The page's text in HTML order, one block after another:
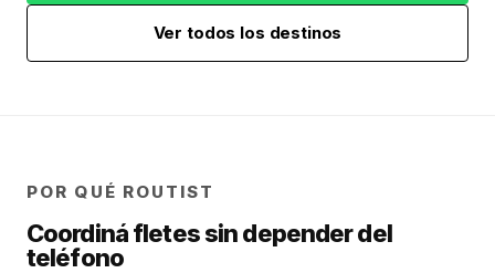
Ver todos los destinos
POR QUÉ ROUTIST
Coordiná fletes sin depender del
teléfono